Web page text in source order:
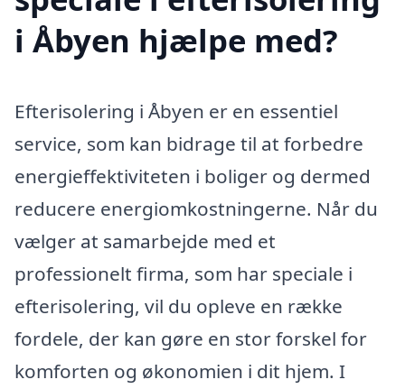
i Åbyen hjælpe med?
Efterisolering i Åbyen er en essentiel
service, som kan bidrage til at forbedre
energieffektiviteten i boliger og dermed
reducere energiomkostningerne. Når du
vælger at samarbejde med et
professionelt firma, som har speciale i
efterisolering, vil du opleve en række
fordele, der kan gøre en stor forskel for
komforten og økonomien i dit hjem. I